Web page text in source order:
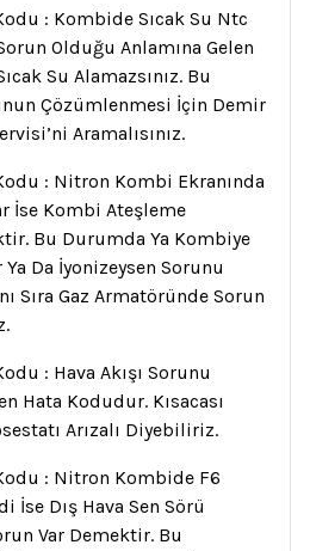
: Kombide Sıcak Su Ntc
Olduğu Anlamına Gelen
Su Alamazsınız. Bu
Çözümlenmesi İçin Demir
Aramalısınız.
: Nitron Kombi Ekranında
İse Kombi Ateşleme
Bu Durumda Ya Kombiye
Da İyonizeysen Sorunu
Sıra Gaz Armatöründe Sorun
: Hava Akışı Sorunu
Hata Kodudur. Kısacası
Arızalı Diyebiliriz.
: Nitron Kombide F6
İse Dış Hava Sen Sörü
Var Demektir. Bu